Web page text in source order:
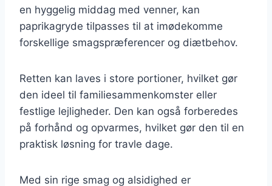
en hyggelig middag med venner, kan
paprikagryde tilpasses til at imødekomme
forskellige smagspræferencer og diætbehov.
Retten kan laves i store portioner, hvilket gør
den ideel til familiesammenkomster eller
festlige lejligheder. Den kan også forberedes
på forhånd og opvarmes, hvilket gør den til en
praktisk løsning for travle dage.
Med sin rige smag og alsidighed er